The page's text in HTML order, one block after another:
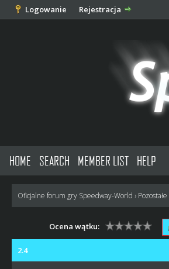
Logowanie Rejestracja
HOME SEARCH MEMBER LIST HELP
Oficjalne forum gry Speedway-World › Pozostałe
Ocena wątku:
2.4